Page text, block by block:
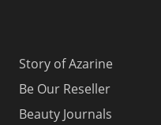
Story of Azarine
Be Our Reseller
Beauty Journals